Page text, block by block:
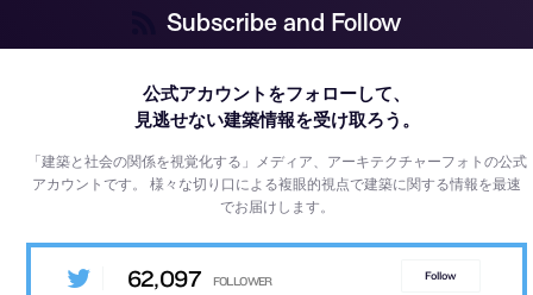
Subscribe and Follow
公式アカウントをフォローして、
見逃せない建築情報を受け取ろう。
「建築と社会の関係を視覚化する」メディア、アーキテクチャーフォトの公式
アカウントです。様々な切り口による複眼的視点で建築に関する情報を最速
でお届けします。
62,097 Follow